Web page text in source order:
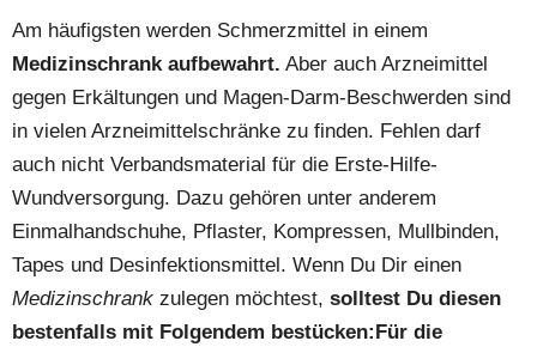
Am häufigsten werden Schmerzmittel in einem
Medizinschrank aufbewahrt. Aber auch Arzneimittel
gegen Erkältungen und Magen-Darm-Beschwerden sind
in vielen Arzneimittelschränke zu finden. Fehlen darf
auch nicht Verbandsmaterial für die Erste-Hilfe-
Wundversorgung. Dazu gehören unter anderem
Einmalhandschuhe, Pflaster, Kompressen, Mullbinden,
Tapes und Desinfektionsmittel. Wenn Du Dir einen
Medizinschrank zulegen möchtest, solltest Du diesen
bestenfalls mit Folgendem bestücken:Für die